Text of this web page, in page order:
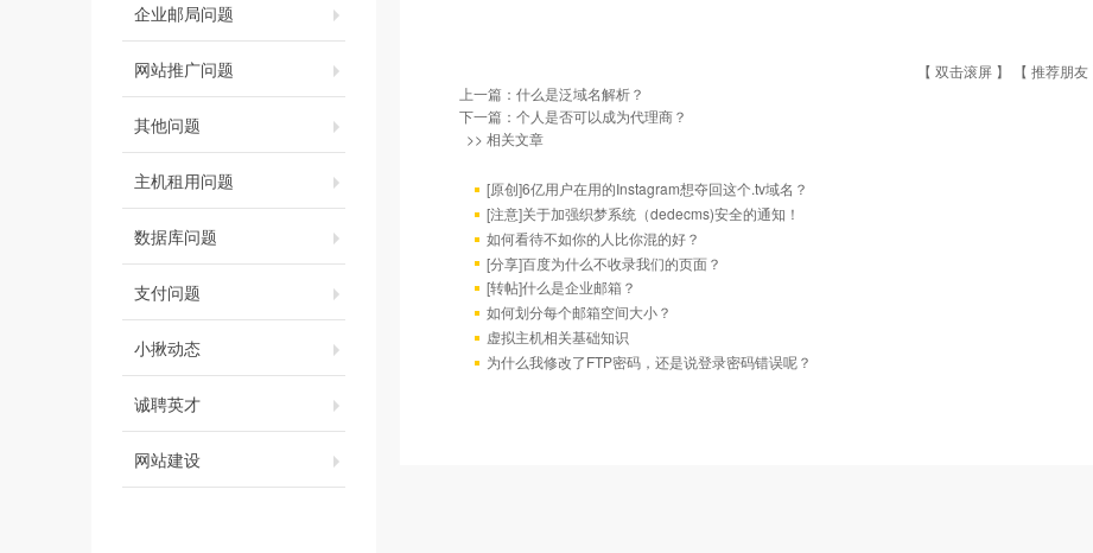
企业邮局问题
网站推广问题
其他问题
主机租用问题
数据库问题
支付问题
小揪动态
诚聘英才
网站建设
【 双击滚屏 】 【 推荐朋友
上一篇： 什么是泛域名解析？
下一篇： 个人是否可以成为代理商？
>> 相关文章
[原创]6亿用户在用的Instagram想夺回这个.tv域名？
[注意]关于加强织梦系统（dedecms)安全的通知！
如何看待不如你的人比你混的好？
[分享]百度为什么不收录我们的页面？
[转帖]什么是企业邮箱？
如何划分每个邮箱空间大小？
虚拟主机相关基础知识
为什么我修改了FTP密码，还是说登录密码错误呢？